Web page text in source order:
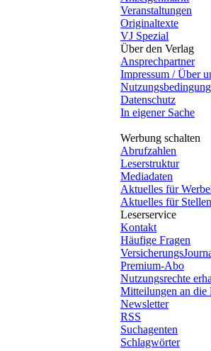
Veranstaltungen
Originaltexte
VJ Spezial
Über den Verlag
Ansprechpartner
Impressum / Über
Datenschutz
In eigener Sache
Werbung schalten
Abrufzahlen
Leserstruktur
Mediadaten
Aktuelles für
Aktuelles für
Leserservice
Kontakt
Häufige Fragen
Premium-Abo
Nutzungsrechte
Mitteilungen an die
Newsletter
RSS
Suchagenten
Schlagwörter